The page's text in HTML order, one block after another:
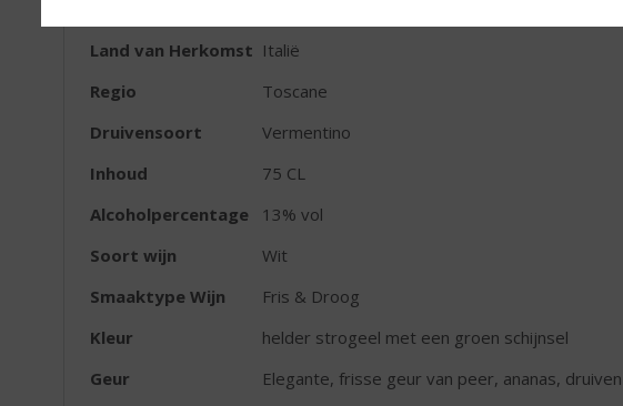
Land van Herkomst Italië
Regio
Toscane
Druivensoort
Vermentino
Inhoud
75 CL
Alcoholpercentage
13% vol
Soort wijn
Wit
Smaaktype Wijn
Fris & Droog
Kleur
helder strogeel met een groen schijnsel
Geur
Elegante, frisse geur van peer, ananas,